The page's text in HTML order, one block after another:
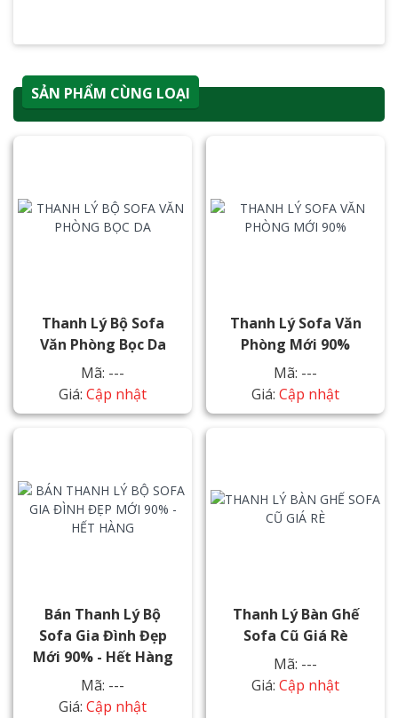
SẢN PHẨM CÙNG LOẠI
Thanh Lý Bộ Sofa
Văn Phòng Bọc Da
Mã: ---
Giá: Cập nhật
Thanh Lý Sofa Văn
Phòng Mới 90%
Mã: ---
Giá: Cập nhật
Bán Thanh Lý Bộ
Sofa Gia Đình Đẹp
Mới 90% - Hết Hàng
Mã: ---
Giá: Cập nhật
Thanh Lý Bàn Ghế
Sofa Cũ Giá Rè
Mã: ---
Giá: Cập nhật